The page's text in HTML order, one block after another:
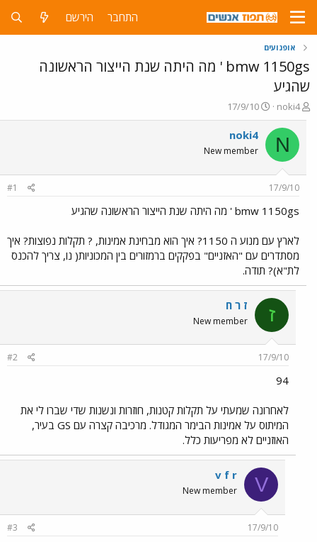
התחבר הירשם
אופנועים
bmw 1150gs ' מה היתה שנת הייצור הראשונה
שהגיע
פ
ו
ת
ח
ה
ו
ש
א
noki4
פ
ו
ר
ם
ר
17/9/10
N
noki4
New member
17/9/10
#1
bmw 1150gs ' מה היתה שנת הייצור הראשונה שהגיע
לארץ עם מנוע ה 1150? איך הוא מבחינת אמינות, ? תקלות נפוצות? איך
מסתדרים עם "האזניים" בפקקים ברמזורים בין המכוניות( נו, צריך להכנס
לת"א)? תודה.
ז ז ר ח
New member
17/9/10
#2
94
לאחרונה שמעתי על תקלות קטנות, חוזרות ונשנות שדי שברו לי את
המיתוס על אמינות הבימר המגודל. מרכיבה קצרה עם GS בעיר,
האוזניים לא מפריעות כלל.
V
v f r
New member
17/9/10
#3